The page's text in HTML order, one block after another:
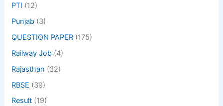
PTI (12)
Punjab (3)
QUESTION PAPER (175)
Railway Job (4)
Rajasthan (32)
RBSE (39)
Result (19)